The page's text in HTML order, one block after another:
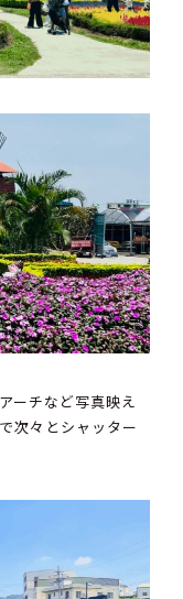
ーチなど写真映え
次々とシャッター